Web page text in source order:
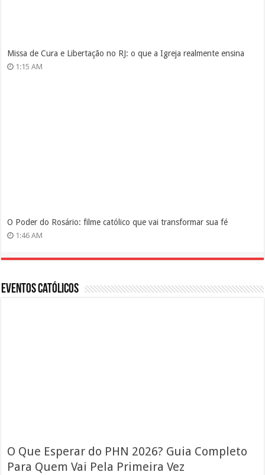
Missa de Cura e Libertação no RJ: o que a Igreja realmente ensina
1:15 AM
O Poder do Rosário: filme católico que vai transformar sua fé
1:46 AM
Eventos Católicos
O Que Esperar do PHN 2026? Guia Completo
Para Quem Vai Pela Primeira Vez